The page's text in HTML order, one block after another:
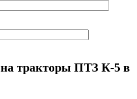
тракторы ПТЗ К-5 в